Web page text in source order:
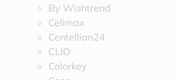
By Wishtrend
Celimax
Centellian24
CLIO
Colorkey